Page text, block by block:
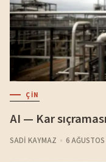
ÇIN
AI — Kar
SADI KAYMAZ 6